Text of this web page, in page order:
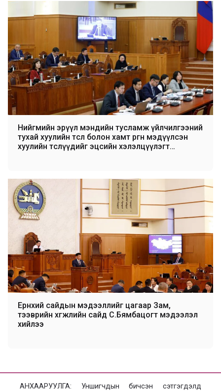
Нийгмийн эрүүл мэндийн тусламж үйлчилгээний
тухай хуулийн төсөл болон хамт өргөн мэдүүлсэн
хуулийн төслүүдийг эцсийн хэлэлцүүлэгт
Ерөнхий сайдын мэдээллийг цагаар Зам,
тээврийн хөгжлийн сайд С.Бямбацогт мэдээлэл
хийлээ
АНХААРУУЛГА: Уншигчдын бичсэн сэтгэгдэлд